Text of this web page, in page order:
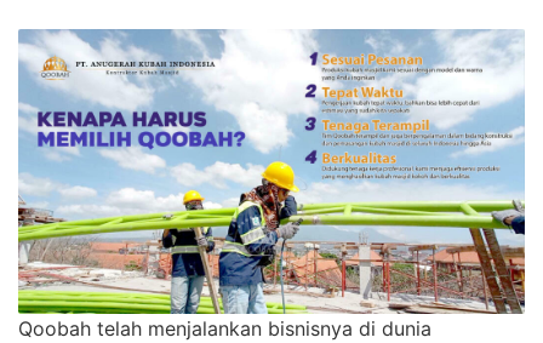
Qoobah telah menjalankan bisnisnya di dunia